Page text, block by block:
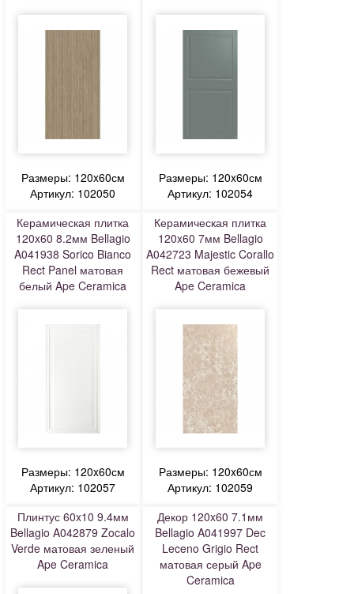
Размеры: 120x60см
Артикул: 102050
Размеры: 120x60см
Артикул: 102054
Керамическая плитка
120x60 8.2мм Bellagio
A041938 Sorico Bianco
Rect Panel матовая
белый Ape Ceramica
Размеры: 120x60см
Артикул: 102057
Керамическая плитка
120x60 7мм Bellagio
A042723 Majestic Corallo
Rect матовая бежевый
Ape Ceramica
Размеры: 120x60см
Артикул: 102059
Плинтус 60x10 9.4мм
Bellagio A042879 Zocalo
Verde матовая зеленый
Ape Ceramica
Декор 120x60 7.1мм
Bellagio A041997 Dec
Leceno Grigio Rect
матовая серый Ape
Ceramica